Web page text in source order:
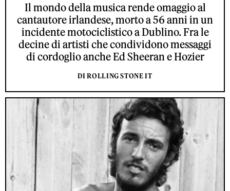
Il mondo della musica rende omaggio al
cantautore irlandese, morto a 56 anni in un
incidente motociclistico a Dublino. Fra le
decine di artisti che condividono messaggi
di cordoglio anche Ed Sheeran e Hozier
DI ROLLING STONE IT